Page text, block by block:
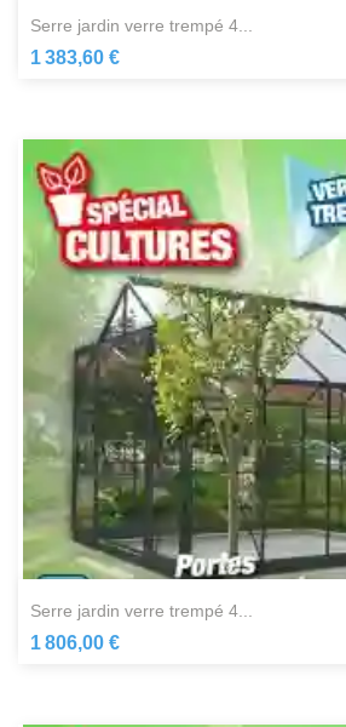
serre jardin verre trempé 4...
1 383,60 €
serre jardin verre trempé 4...
1 806,00 €